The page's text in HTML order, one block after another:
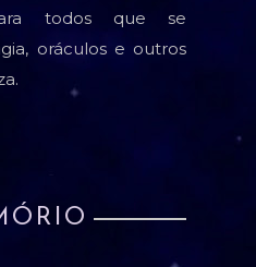
todos que se
oráculos e outros